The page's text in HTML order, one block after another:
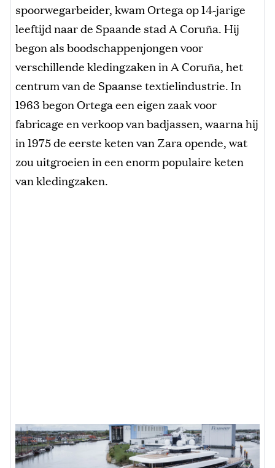
spoorwegarbeider, kwam Ortega op 14-jarige
leeftijd naar de Spaande stad A Coruña. Hij
begon als boodschappenjongen voor
verschillende kledingzaken in A Coruña, het
centrum van de Spaanse textielindustrie. In
1963 begon Ortega een eigen zaak voor
fabricage en verkoop van badjassen, waarna hij
in 1975 de eerste keten van Zara opende, wat
zou uitgroeien in een enorm populaire keten
van kledingzaken.